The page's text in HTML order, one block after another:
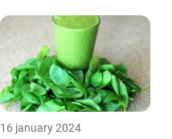
16 january 2024